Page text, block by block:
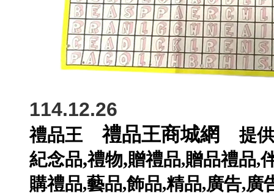
114.12.26
禮品王 禮品王商城網
提
紀念品,禮物,贈禮品,贈品禮品,
購禮品,藝品,飾品,精品,廣告,廣